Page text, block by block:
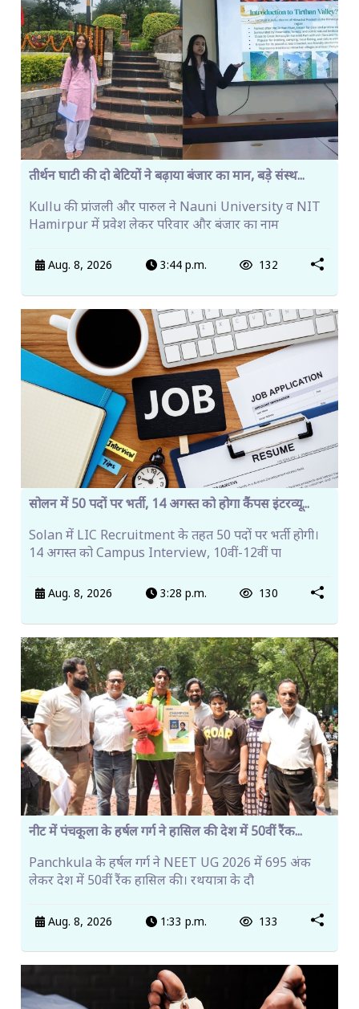
तीर्थन घाटी की दो बेटियों ने बढ़ाया बंजार का मान, बड़े संस्थ...
Kullu की प्रांजली और पारुल ने Nauni University व NIT
Hamirpur में प्रवेश लेकर परिवार और बंजार का नाम
Aug. 8, 2026 3:44 p.m. 132
सोलन में 50 पदों पर भर्ती, 14 अगस्त को होगा कैंपस इंटरव्यू...
Solan में LIC Recruitment के तहत 50 पदों पर भर्ती होगी।
14 अगस्त को Campus Interview, 10वीं-12वीं पा
Aug. 8, 2026 3:28 p.m. 130
नीट में पंचकूला के हर्षल गर्ग ने हासिल की देश में 50वीं रैंक...
Panchkula के हर्षल गर्ग ने NEET UG 2026 में 695 अंक
लेकर देश में 50वीं रैंक हासिल की। रथयात्रा के दौ
Aug. 8, 2026 1:33 p.m. 133